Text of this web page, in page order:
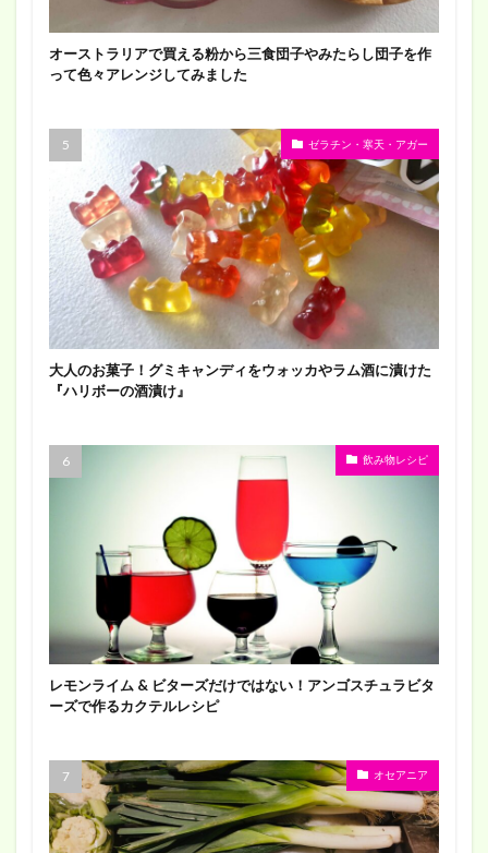
オーストラリアで買える粉から三食団子やみたらし団子を作
って色々アレンジしてみました
ゼラチン・寒天・アガー
大人のお菓子！グミキャンディをウォッカやラム酒に漬けた
『ハリボーの酒漬け』
飲み物レシピ
レモンライム & ビターズだけではない！アンゴスチュラビタ
ーズで作るカクテルレシピ
オセアニア